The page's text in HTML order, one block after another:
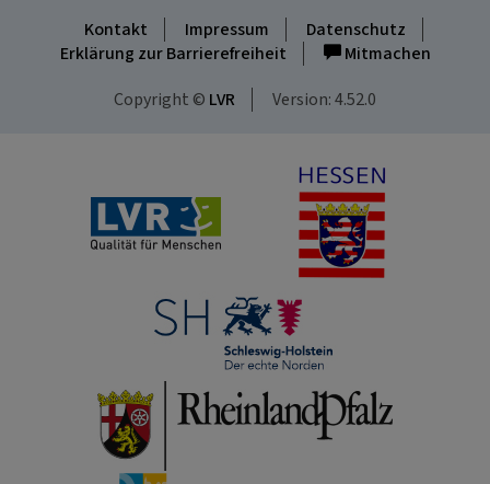
Kontakt Impressum
Datenschutz
Erklärung zur Barrierefreiheit
Mitmachen
Copyright © LVR Version: 4.52.0